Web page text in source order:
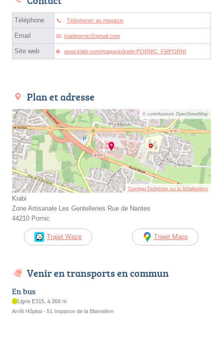
Téléphone Téléphoner au magasin
Email kiabipornicⓐgmail.com
Site web www.kiabi.com/magasin/kiabi-PORNIC_FMPORNI
Plan et adresse
© contributeurs OpenStreetMap
Corriger l’adresse ou la localisation
Kiabi
Zone Artisanale Les Gentelleries Rue de Nantes
44210 Pornic
Trajet Waze Trajet Maps
Venir en transports en commun
En bus
Ligne E315, à 368 m
Arrêt Hôpital - 51 Impasse de la Blavetière